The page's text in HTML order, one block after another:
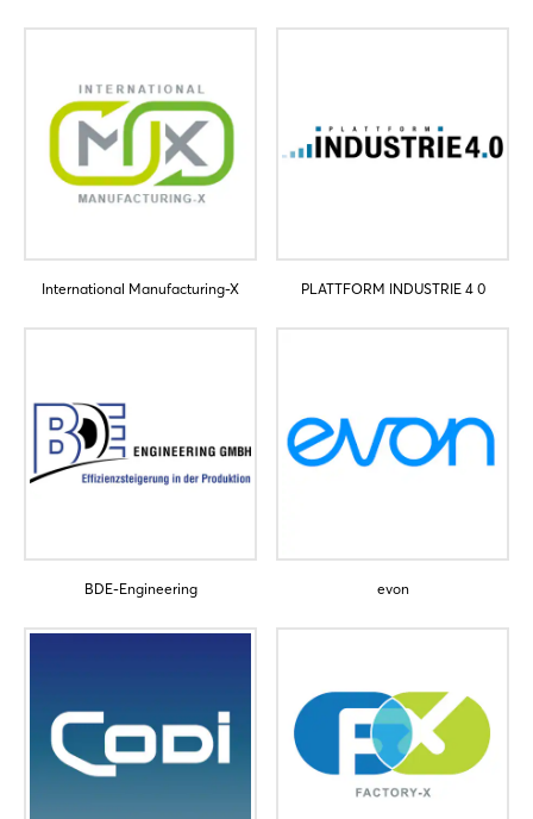
International Manufacturing-X PLATTFORM INDUSTRIE 4 0
BDE-Engineering evon
Passwort vergessen?